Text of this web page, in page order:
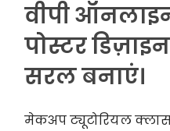
वीपी
पोस्टर डिज़ाइन
सरल बनाएं।
मेकअप ट्यूटोरियल